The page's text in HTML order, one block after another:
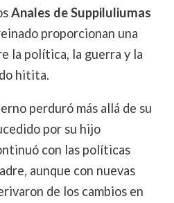
Anales de Suppiluliumas
proporcionan una
la política, la guerra y la
hitita.
perduró más allá de su
por su hijo
con las políticas
aunque con nuevas
de los cambios en